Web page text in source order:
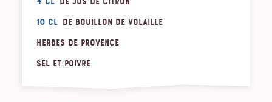
10 cl de bouillon de volaille
Herbes de provence
Sel et poivre